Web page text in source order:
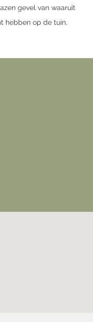
gevel van waaruit
hebben op de tuin.